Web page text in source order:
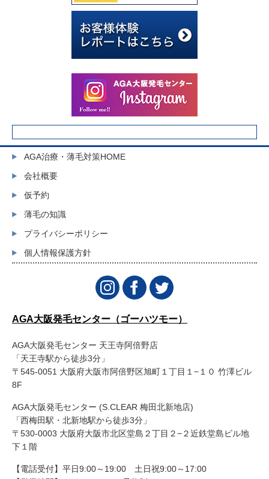
AGA治療・薄毛対策HOME
会社概要
仮予約
薄毛の知識
プライバシーポリシー
個人情報保護方針
AGA大阪発毛センター（ゴーハツモー）
AGA大阪発毛センター 天王寺阿倍野店
「天王寺駅から徒歩3分」
〒545-0051 大阪府大阪市阿倍野区旭町１丁目１−１０ 竹澤ビル
8F
AGA大阪発毛センター (S.CLEAR 梅田北新地店)
「西梅田駅・北新地駅から徒歩3分」
〒530-0003 大阪府大阪市北区堂島２丁目２−２近鉄堂島ビル地
下１階
【電話受付】平日9:00～19:00 土日祝9:00～17:00